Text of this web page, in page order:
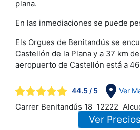
plana.
En las inmediaciones se puede
Els Orgues de Benitandús se
Castellón de la Plana y a 37 km
aeropuerto de Castellón está a
44.5 / 5 Ver
Carrer Benitandús 18 12222
Ver Precios